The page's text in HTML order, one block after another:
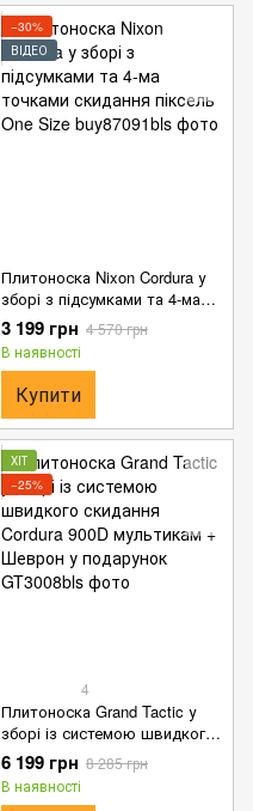
−30%
ВІДЕО
Плитоноска Nixon Cordura у
зборі з підсумками та 4-ма
точками скидання піксель
One Size
3 199 грн 4 570 грн
В наявності
Купити
ХІТ
−25%
4
Плитоноска Grand Tactic у
зборі із системою швидкого
скидання Cordura 900D
мультикам + Шеврон у
подарунок
6 199 грн 8 285 грн
В наявності